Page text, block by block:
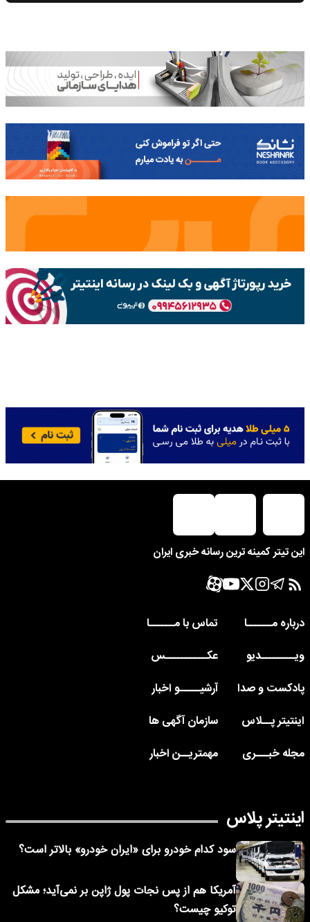
این تیتر کمینه ترین رسانه خبری ایران
درباره مــــــا
تماس با مــــــا
ویــــــــدیو
عکــــــــــس
پادکست و صدا
آرشیـــــو اخبار
اینتیتر پــلاس
سازمان آگهی ها
مجله خبـــری
مهمتریــن اخبار
اینتیتر پلاس
سود کدام خودرو برای «ایران خودرو» بالاتر است؟
آمریکا هم از پس نجات پول ژاپن بر نمی‌آید؛ مشکل
توکیو چیست؟